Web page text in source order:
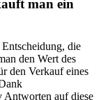
man ein
die
den Wert des
den Verkauf eines
Antworten auf diese